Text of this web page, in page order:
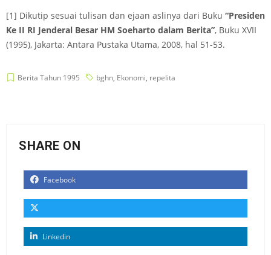
[1] Dikutip sesuai tulisan dan ejaan aslinya dari Buku “Presiden
Ke II RI Jenderal Besar HM Soeharto dalam Berita”, Buku XVII
(1995), Jakarta: Antara Pustaka Utama, 2008, hal 51-53.
Berita Tahun 1995 bghn, Ekonomi, repelita
SHARE ON
Facebook
Linkedin